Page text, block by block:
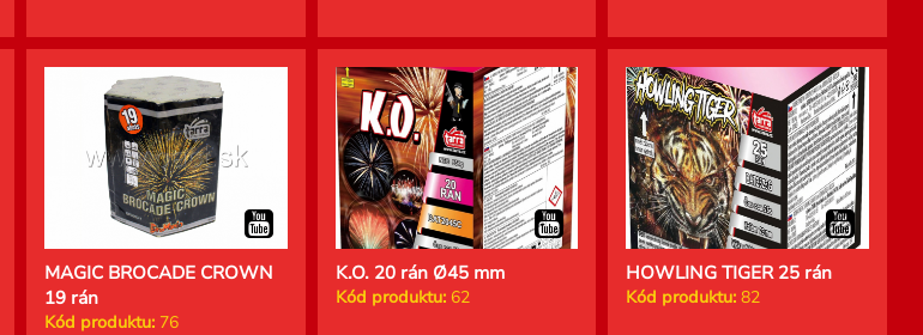
MAGIC BROCADE CROWN
19 rán
Kód produktu: 76
K.O. 20 rán Ø45 mm
Kód produktu:62
HOWLING TIGER 25 rán
Kód produktu: 82